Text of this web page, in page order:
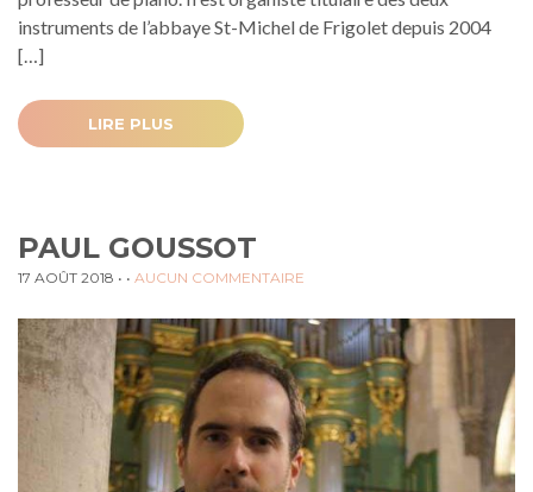
instruments de l’abbaye St-Michel de Frigolet depuis 2004
[…]
LIRE PLUS
PAUL GOUSSOT
17 AOÛT 2018 • • AUCUN COMMENTAIRE